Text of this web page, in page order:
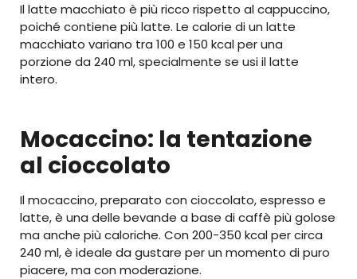
Il latte macchiato è più ricco rispetto al cappuccino,
poiché contiene più latte. Le calorie di un latte
macchiato variano tra 100 e 150 kcal per una
porzione da 240 ml, specialmente se usi il latte
intero.
Mocaccino: la tentazione
al cioccolato
Il mocaccino, preparato con cioccolato, espresso e
latte, è una delle bevande a base di caffè più golose
ma anche più caloriche. Con 200-350 kcal per circa
240 ml, è ideale da gustare per un momento di puro
piacere, ma con moderazione.